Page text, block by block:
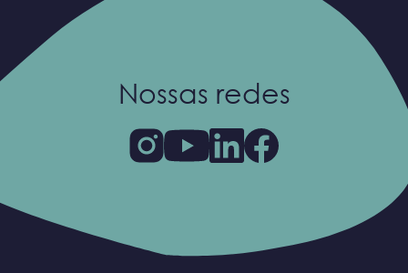
Nossas redes